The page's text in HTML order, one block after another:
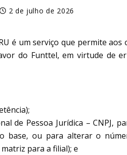
2 de julho de 2026
é um serviço que permite
do Funttel, em virtude de
de Pessoa Jurídica – CNPJ,
base, ou para alterar o
para a filial); e